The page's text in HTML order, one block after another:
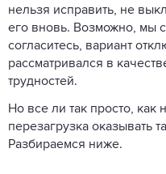
нельзя исправить, не
его вновь. Возможно, мы
согласитесь, вариант
рассматривался в
трудностей.
Но все ли так просто, как
перезагрузка оказывать
Разбираемся ниже.